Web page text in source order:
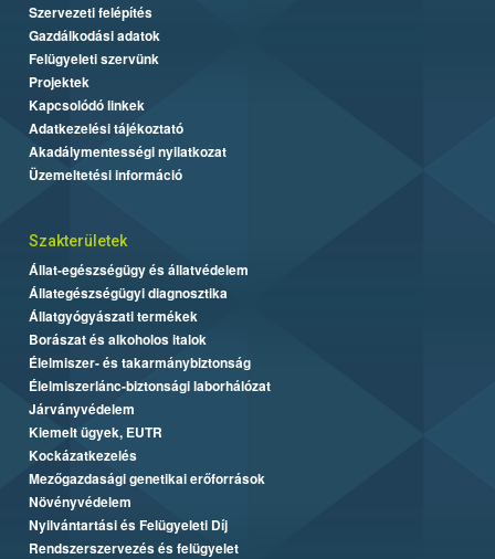
Szervezeti felépítés
Gazdálkodási adatok
Felügyeleti szervünk
Projektek
Kapcsolódó linkek
Adatkezelési tájékoztató
Akadálymentességi nyilatkozat
Üzemeltetési információ
Szakterületek
Állat-egészségügy és állatvédelem
Állategészségügyi diagnosztika
Állatgyógyászati termékek
Borászat és alkoholos italok
Élelmiszer- és takarmánybiztonság
Élelmiszerlánc-biztonsági laborhálózat
Járványvédelem
Kiemelt ügyek, EUTR
Kockázatkezelés
Mezőgazdasági genetikai erőforrások
Növényvédelem
Nyilvántartási és Felügyeleti Díj
Rendszerszervezés és felügyelet